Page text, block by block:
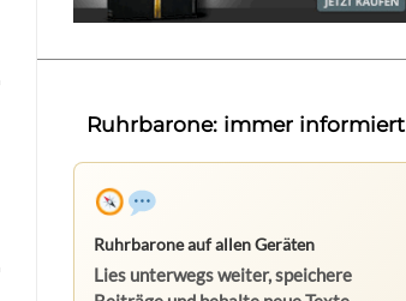
Ruhrbarone: immer informiert